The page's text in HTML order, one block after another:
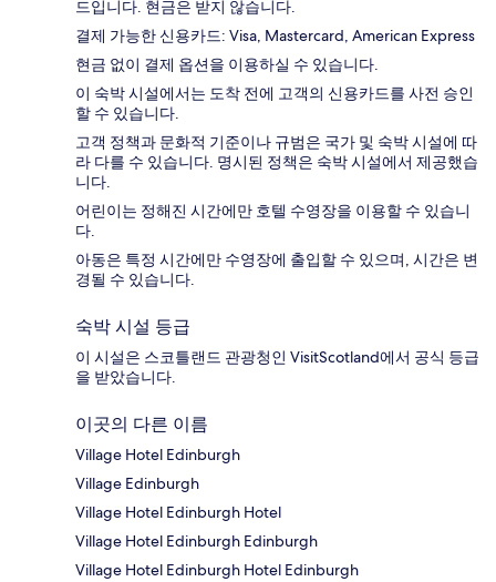
드입니다. 현금은 받지 않습니다.
결제 가능한 신용카드: Visa, Mastercard, American Express
현금 없이 결제 옵션을 이용하실 수 있습니다.
이 숙박 시설에서는 도착 전에 고객의 신용카드를 사전 승인
할 수 있습니다.
고객 정책과 문화적 기준이나 규범은 국가 및 숙박 시설에 따
라 다를 수 있습니다. 명시된 정책은 숙박 시설에서 제공했습
니다.
어린이는 정해진 시간에만 호텔 수영장을 이용할 수 있습니
다.
아동은 특정 시간에만 수영장에 출입할 수 있으며, 시간은 변
경될 수 있습니다.
숙박 시설 등급
이 시설은 스코틀랜드 관광청인 VisitScotland에서 공식 등급
을 받았습니다.
이곳의 다른 이름
Village Hotel Edinburgh
Village Edinburgh
Village Hotel Edinburgh Hotel
Village Hotel Edinburgh Edinburgh
Village Hotel Edinburgh Hotel Edinburgh